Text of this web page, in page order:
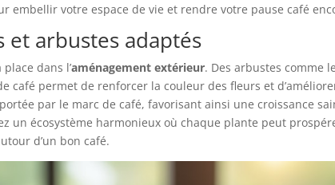
votre espace de vie et rendre votre pause café
et arbustes adaptés
dans l’aménagement extérieur. Des arbustes comme
permet de renforcer la couleur des fleurs et
par le marc de café, favorisant ainsi une croissance
un écosystème harmonieux où chaque plante peut
d’un bon café.